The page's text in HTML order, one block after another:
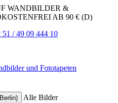
WANDBILDER &
AB 90 € (D)
51 / 49 09 444 10
Alle Bilder